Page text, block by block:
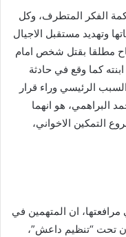
الفكر المتطرف، وكل
وتهديد مستقبل الاجيال
مطلقا بقتل شخص امام
كما وقع في حادثة
الرئيسي وراء قرار
البراهمي، هو انهما
التمكين الاخواني،
ان المتهمين في
منضوون تحت “تنظيم داعش”،